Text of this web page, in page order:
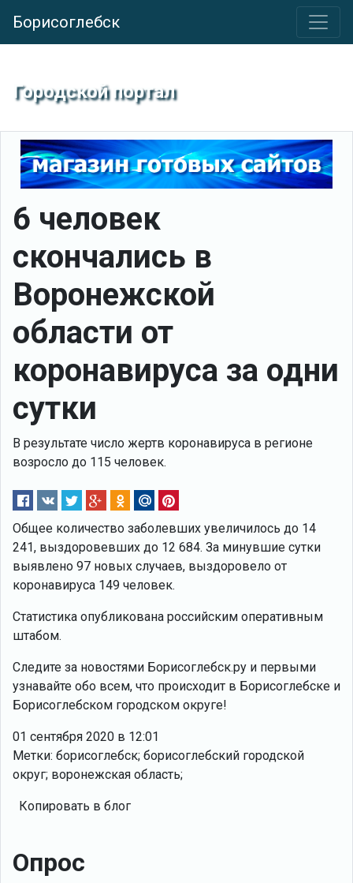
Борисоглебск
Городской портал
6 человек
скончались в
Воронежской
области от
коронавируса за одни
сутки
В результате число жертв коронавируса в регионе
возросло до 115 человек.
Общее количество заболевших увеличилось до 14
241, выздоровевших до 12 684. За минувшие сутки
выявлено 97 новых случаев, выздоровело от
коронавируса 149 человек.
Статистика опубликована российским оперативным
штабом.
Следите за новостями Борисоглебск.ру и первыми
узнавайте обо всем, что происходит в Борисоглебске и
Борисоглебском городском округе!
01 сентября 2020 в 12:01
Метки: борисоглебск; борисоглебский городской
округ; воронежская область;
Копировать в блог
Опрос